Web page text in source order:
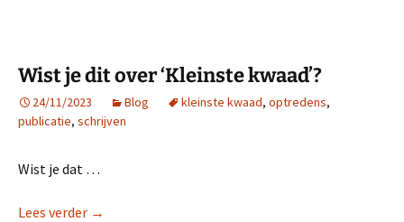
Wist je dit over ‘Kleinste kwaad’?
24/11/2023 Blog kleinste kwaad, optredens,
publicatie, schrijven
Wist je dat …
Lees verder Wist je dit over ‘Kleinste kwaad’?
→